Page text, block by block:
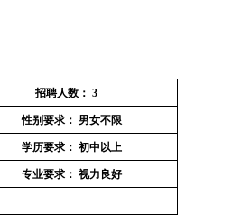
招聘人数： 3
性别要求： 男女不限
学历要求： 初中以上
专业要求： 视力良好